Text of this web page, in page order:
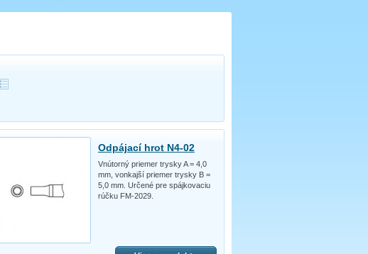
Odpájací hrot N4-02
Vnútorný priemer trysky A = 4,0
mm, vonkajší priemer trysky B =
5,0 mm. Určené pre spájkovaciu
rúčku FM-2029.